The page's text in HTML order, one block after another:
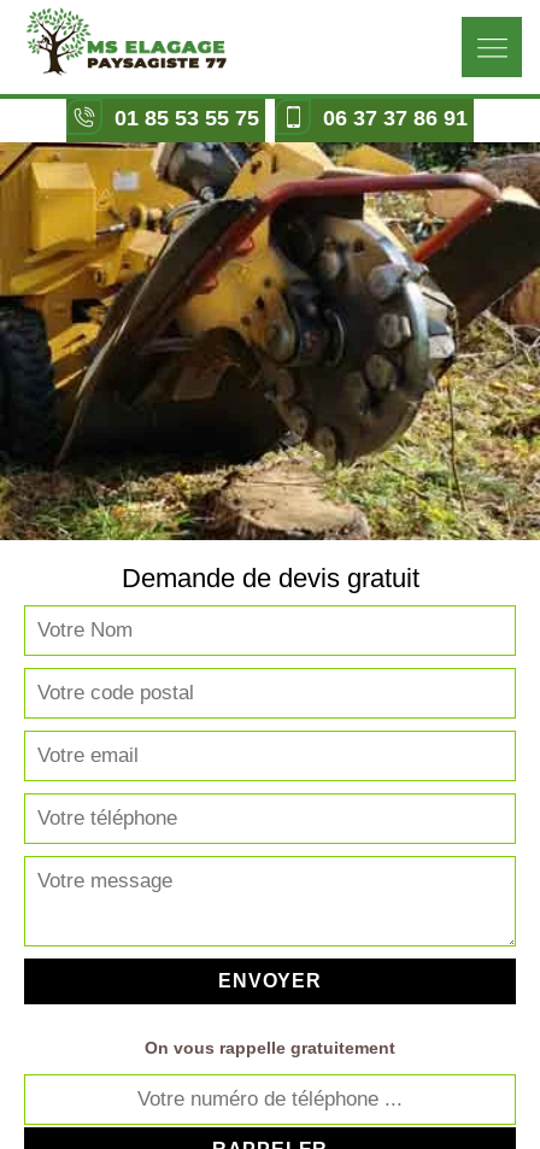
01 85 53 55 75 06 37 37 86 91
Demande de devis gratuit
On vous rappelle gratuitement